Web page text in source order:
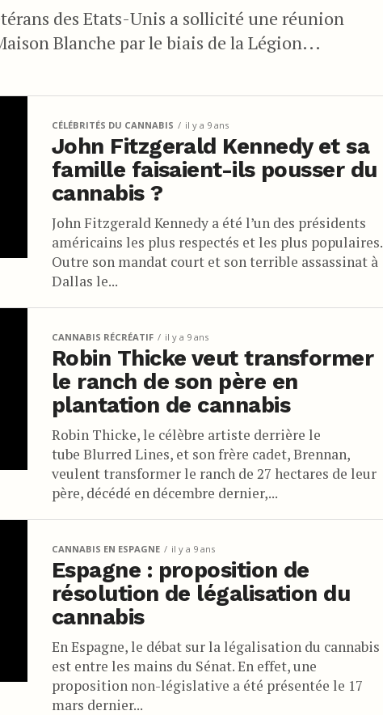
des Etats-Unis a sollicité une réunion
Blanche par le biais de la Légion...
CÉLÉBRITÉS DU CANNABIS il y a 9 ans
John Fitzgerald Kennedy et sa
famille faisaient-ils pousser du
cannabis ?
John Fitzgerald Kennedy a été l’un des présidents
américains les plus respectés et les plus populaires.
Outre son mandat court et son terrible assassinat à
Dallas le...
CANNABIS RÉCRÉATIF il y a 9 ans
Robin Thicke veut transformer
le ranch de son père en
plantation de cannabis
Robin Thicke, le célèbre artiste derrière le
tube Blurred Lines, et son frère cadet, Brennan,
veulent transformer le ranch de 27 hectares de leur
père, décédé en décembre dernier,...
CANNABIS EN ESPAGNE il y a 9 ans
Espagne : proposition de
résolution de légalisation du
cannabis
En Espagne, le débat sur la légalisation du cannabis
est entre les mains du Sénat. En effet, une
proposition non-législative a été présentée le 17
mars dernier...